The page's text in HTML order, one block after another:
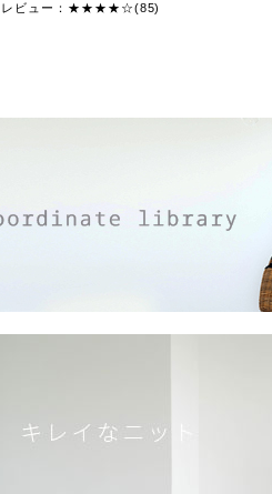
レビュー：★★★★☆(85)